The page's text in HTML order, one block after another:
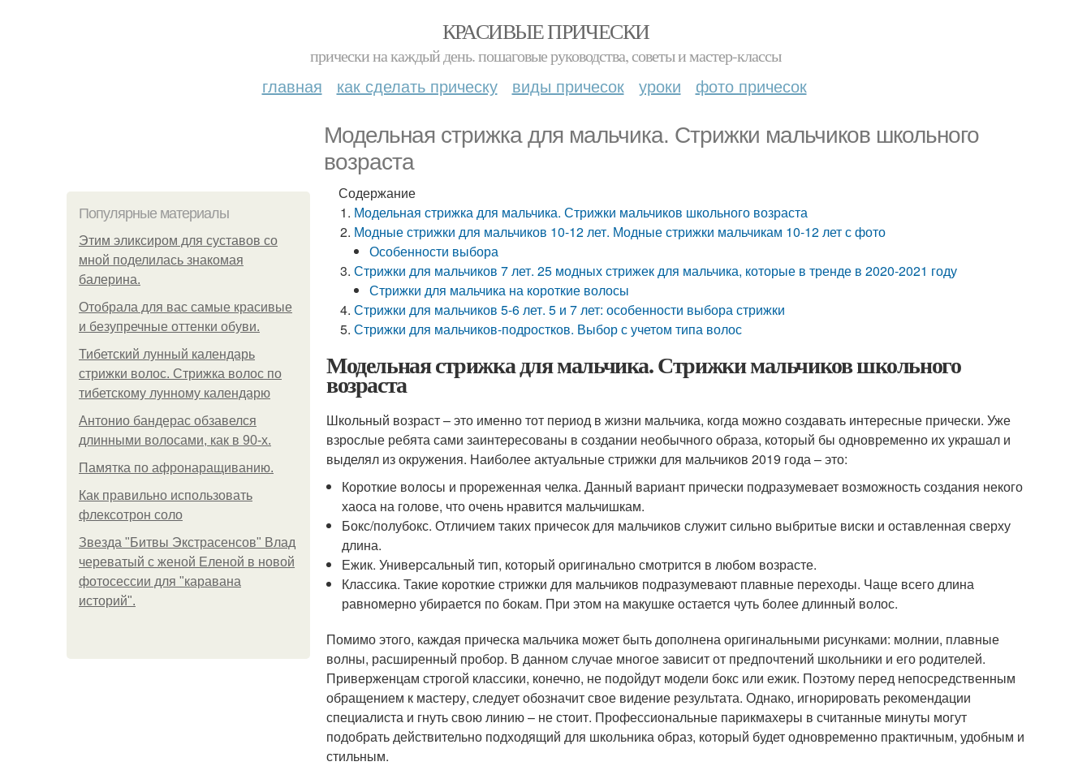
КРАСИВЫЕ ПРИЧЕСКИ
прически на каждый день. пошаговые руководства, советы и мастер-классы
главная как сделать прическу виды причесок уроки фото причесок
Модельная стрижка для мальчика. Стрижки мальчиков школьного
возраста
Популярные материалы
Этим эликсиром для суставов со
мной поделилась знакомая
балерина.
Отобрала для вас самые красивые
и безупречные оттенки обуви.
Тибетский лунный календарь
стрижки волос. Стрижка волос по
тибетскому лунному календарю
Антонио бандерас обзавелся
длинными волосами, как в 90-х.
Памятка по афронаращиванию.
Как правильно использовать
флексотрон соло
Звезда "Битвы Экстрасенсов" Влад
череватый с женой Еленой в новой
фотосессии для "каравана
историй".
Содержание
Модельная стрижка для мальчика. Стрижки мальчиков школьного возраста
Модные стрижки для мальчиков 10-12 лет. Модные стрижки мальчикам 10-12 лет с фото
Особенности выбора
Стрижки для мальчиков 7 лет. 25 модных стрижек для мальчика, которые в тренде в 2020-2021 году
Стрижки для мальчика на короткие волосы
Стрижки для мальчиков 5-6 лет. 5 и 7 лет: особенности выбора стрижки
Стрижки для мальчиков-подростков. Выбор с учетом типа волос
Модельная стрижка для мальчика. Стрижки мальчиков школьного
возраста
Школьный возраст – это именно тот период в жизни мальчика, когда можно создавать интересные прически. Уже
взрослые ребята сами заинтересованы в создании необычного образа, который бы одновременно их украшал и
выделял из окружения. Наиболее актуальные стрижки для мальчиков 2019 года – это:
Короткие волосы и прореженная челка. Данный вариант прически подразумевает возможность создания некого
хаоса на голове, что очень нравится мальчишкам.
Бокс/полубокс. Отличием таких причесок для мальчиков служит сильно выбритые виски и оставленная сверху
длина.
Ежик. Универсальный тип, который оригинально смотрится в любом возрасте.
Классика. Такие короткие стрижки для мальчиков подразумевают плавные переходы. Чаще всего длина
равномерно убирается по бокам. При этом на макушке остается чуть более длинный волос.
Помимо этого, каждая прическа мальчика может быть дополнена оригинальными рисунками: молнии, плавные
волны, расширенный пробор. В данном случае многое зависит от предпочтений школьники и его родителей.
Приверженцам строгой классики, конечно, не подойдут модели бокс или ежик. Поэтому перед непосредственным
обращением к мастеру, следует обозначит свое видение результата. Однако, игнорировать рекомендации
специалиста и гнуть свою линию – не стоит. Профессиональные парикмахеры в считанные минуты могут
подобрать действительно подходящий для школьника образ, который будет одновременно практичным, удобным и
стильным.